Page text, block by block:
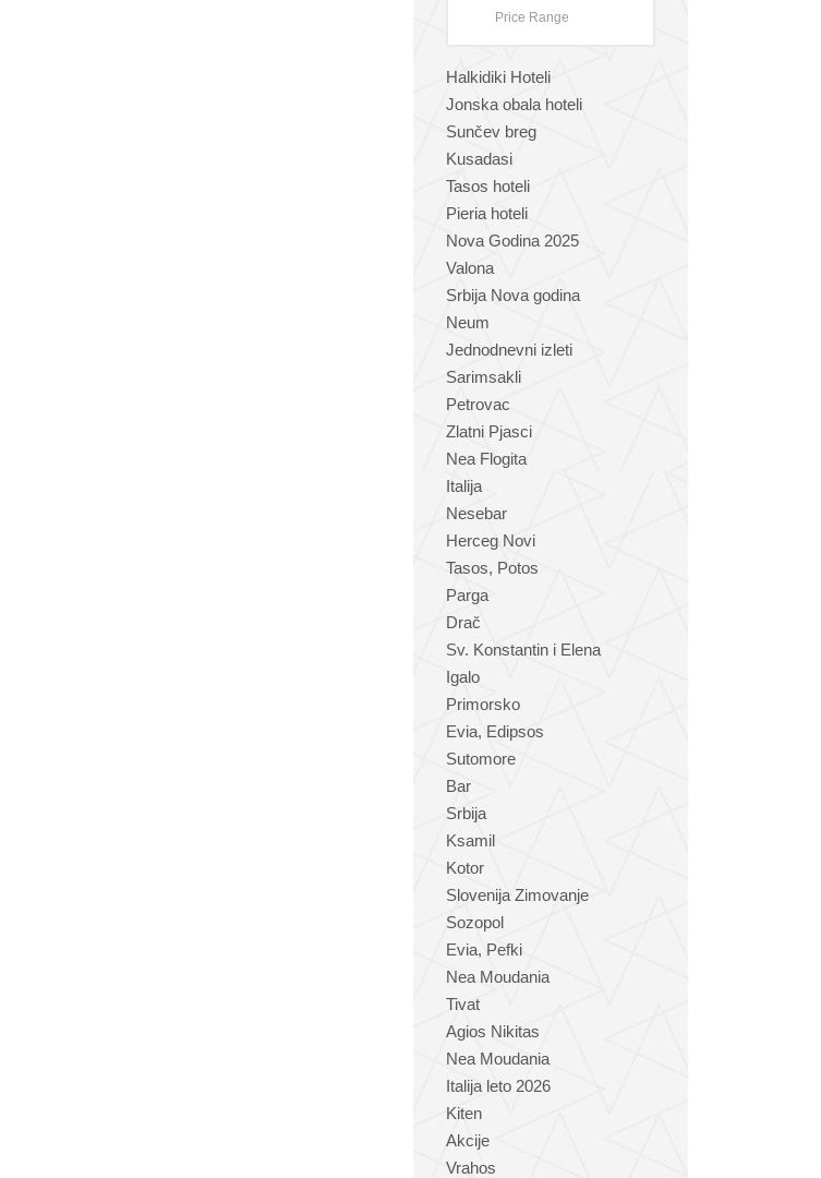
Halkidiki Hoteli
Jonska obala hoteli
Sunčev breg
Kusadasi
Tasos hoteli
Pieria hoteli
Nova Godina 2025
Valona
Srbija Nova godina
Neum
Jednodnevni izleti
Sarimsakli
Petrovac
Zlatni Pjasci
Nea Flogita
Italija
Nesebar
Herceg Novi
Tasos, Potos
Parga
Drač
Sv. Konstantin i Elena
Igalo
Primorsko
Evia, Edipsos
Sutomore
Bar
Srbija
Ksamil
Kotor
Slovenija Zimovanje
Sozopol
Evia, Pefki
Nea Moudania
Tivat
Agios Nikitas
Nea Moudania
Italija leto 2026
Kiten
Akcije
Vrahos